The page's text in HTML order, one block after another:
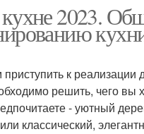
2023.
к реализации
решить, чего вы
- уютный
классический,